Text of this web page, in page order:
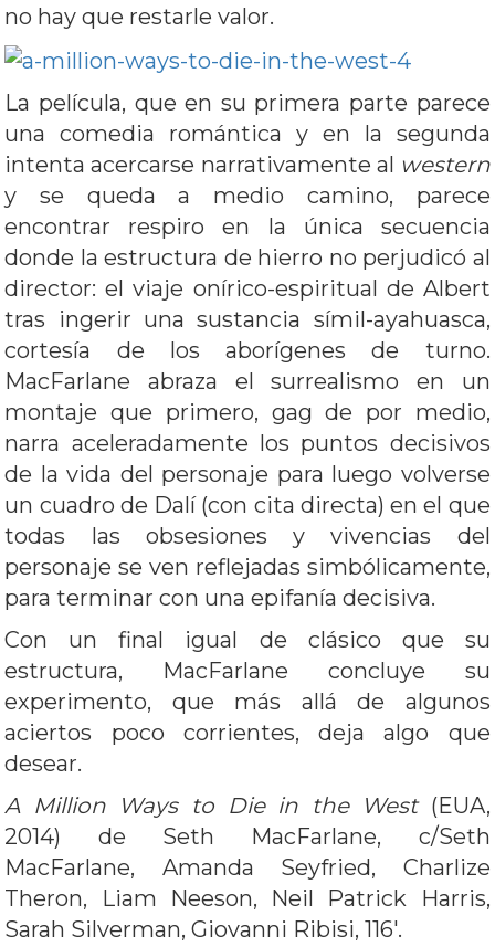
no hay que restarle valor.
La película, que en su primera parte parece
una comedia romántica y en la segunda
intenta acercarse narrativamente al western
y se queda a medio camino, parece
encontrar respiro en la única secuencia
donde la estructura de hierro no perjudicó al
director: el viaje onírico-espiritual de Albert
tras ingerir una sustancia símil-ayahuasca,
cortesía de los aborígenes de turno.
MacFarlane abraza el surrealismo en un
montaje que primero, gag de por medio,
narra aceleradamente los puntos decisivos
de la vida del personaje para luego volverse
un cuadro de Dalí (con cita directa) en el que
todas las obsesiones y vivencias del
personaje se ven reflejadas simbólicamente,
para terminar con una epifanía decisiva.
Con un final igual de clásico que su
estructura, MacFarlane concluye su
experimento, que más allá de algunos
aciertos poco corrientes, deja algo que
desear.
A Million Ways to Die in the West(EUA,
2014) de Seth MacFarlane, c/Seth
MacFarlane, Amanda Seyfried, Charlize
Theron, Liam Neeson, Neil Patrick Harris,
Sarah Silverman, Giovanni Ribisi, 116′.